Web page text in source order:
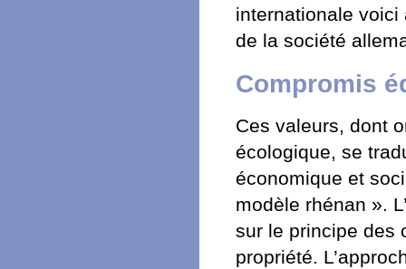
internationale voici
de la société
Compromis
Ces valeurs, dont
écologique, se
économique et
modèle rhénan ».
sur le principe des
propriété.